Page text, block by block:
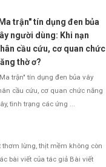
trận" tín dụng đen bủa
người dùng: Khi nạn
cầu cứu, cơ quan chức
thờ ơ?
trận" tín dụng đen bủa vây
cầu cứu, cơ quan chức năng
tình trạng các ứng ...
thơm lừng, thịt mềm không còn
bài viết của tác giả Bài viết